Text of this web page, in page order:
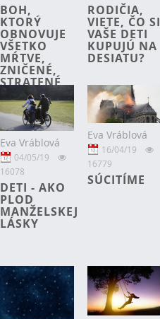
BOH,
KTORÝ
OBNOVUJE
VŠETKO
MŔTVE,
ZNIČENÉ,
STRATENÉ
RODIČIA,
VIETE, ČO SI
VAŠE DETI
KUPUJÚ NA
DESIATU?
Eva Vráblová
04/05/19
16078
DETI - AKO
PLOD
MANŽELSKEJ
LÁSKY
Eva Vráblová
16/04/19
16779
SÚCITÍME